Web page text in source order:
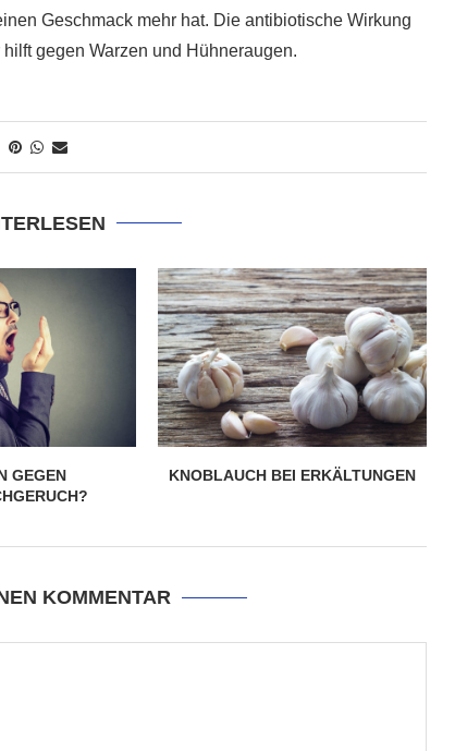
Geschmack mehr hat. Die antibiotische Wirkung
gegen Warzen und Hühneraugen.
GEGEN
KNOBLAUCH BEI ERKÄLTUNGEN
KOMMENTAR